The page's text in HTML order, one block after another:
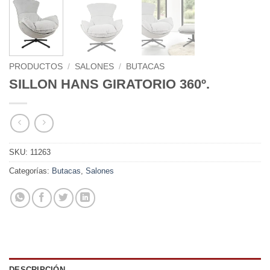
PRODUCTOS / SALONES / BUTACAS
SILLON HANS GIRATORIO 360º.
SKU: 11263
Categorías: Butacas, Salones